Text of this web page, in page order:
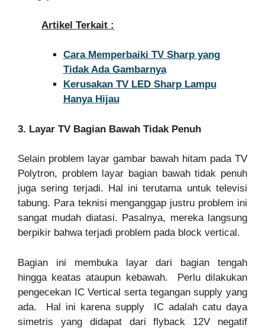
Artikel Terkait :
Cara Memperbaiki TV Sharp yang
Tidak Ada Gambarnya
Kerusakan TV LED Sharp Lampu
Hanya Hijau
3. Layar TV Bagian Bawah Tidak Penuh
Selain problem layar gambar bawah hitam pada TV
Polytron, problem layar bagian bawah tidak penuh
juga sering terjadi. Hal ini terutama untuk televisi
tabung. Para teknisi menganggap justru problem ini
sangat mudah diatasi. Pasalnya, mereka langsung
berpikir bahwa terjadi problem pada block vertical.
Bagian ini membuka layar dari bagian tengah
hingga keatas ataupun kebawah. Perlu dilakukan
pengecekan IC Vertical serta tegangan supply yang
ada. Hal ini karena supply IC adalah catu daya
simetris yang didapat dari flyback 12V negatif